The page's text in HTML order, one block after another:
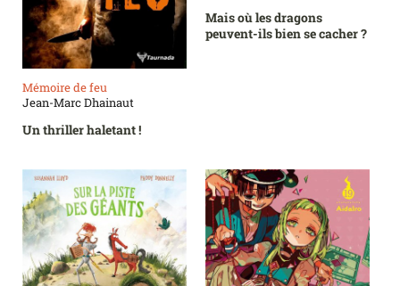
Mémoire de feu
Jean-Marc Dhainaut
Un thriller haletant !
Mais où les dragons
peuvent-ils bien se cacher ?